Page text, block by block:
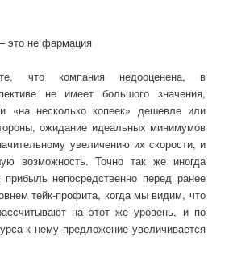
это не фармация
что компания недооценена, в
не имеет большого значения,
«на несколько копеек» дешевле или
ожидание идеальных минимумов
увеличению их скорости, и
возможность. Точно так же иногда
непосредственно перед ранее
тейк-профита, когда мы видим, что
на этот же уровень, и по
к нему предложение увеличивается